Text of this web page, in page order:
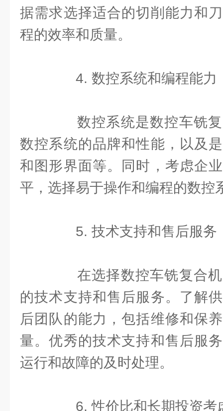
据需求选择适合的切削能力和
程的效率和质量。
4. 数控系统和编程能力
数控系统是数控车铣复
数控系统的品牌和性能，以及
和图形界面等。同时，考虑企
平，选择易于操作和编程的数控
5. 技术支持和售后服务
在选择数控车铣复合机
的技术支持和售后服务。了解
后团队的能力，包括维修和保
量。优秀的技术支持和售后服
运行和故障的及时处理。
6. 性价比和长期投资考